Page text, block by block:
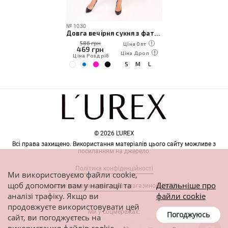
№ 1030
Довга вечірня сукня з фатиновою спідницею
586 грн
469 грн
Ціна Роздріб
Ціна Опт
Ціна Дроп
S M L
© 2026 L'UREX
Всі права захищено. Використання матеріалів цього сайту можливе з
посиланням на джерело.
Політика конфіденційності
Умови співпраці з інтернет-магазином L'UREX
Ми у соцмережах:
Ми використовуємо файли cookie,
щоб допомогти вам у навігації та
аналізі трафіку. Якщо ви
продовжуєте використовувати цей
сайт, ви погоджуєтесь на
Детальніше про
файли cookie
Погоджуюсь